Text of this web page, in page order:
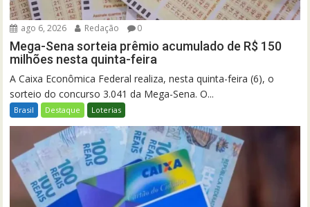
ago 6, 2026 Redação 0
Mega-Sena sorteia prêmio acumulado de R$ 150
milhões nesta quinta-feira
A Caixa Econômica Federal realiza, nesta quinta-feira (6), o
sorteio do concurso 3.041 da Mega-Sena. O...
Brasil Destaque Loterias